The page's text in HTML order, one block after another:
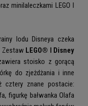
minilaleczkami LEGO ǀ
lodu Disneya czeka
Zestaw LEGO® ǀ Disney
stoisko z gorącą
do zjeżdżania i inne
cztery znane postacie:
figurkę bałwanka Olafa